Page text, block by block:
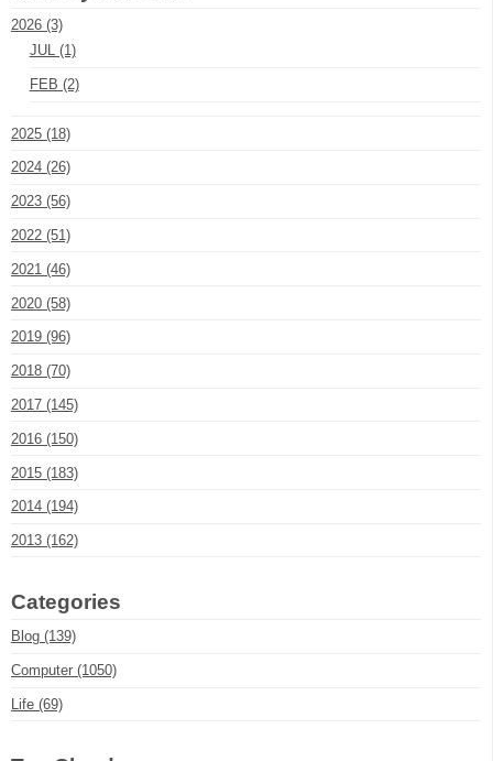
2026 (3)
JUL (1)
FEB (2)
2025 (18)
2024 (26)
2023 (56)
2022 (51)
2021 (46)
2020 (58)
2019 (96)
2018 (70)
2017 (145)
2016 (150)
2015 (183)
2014 (194)
2013 (162)
Categories
Blog (139)
Computer (1050)
Life (69)